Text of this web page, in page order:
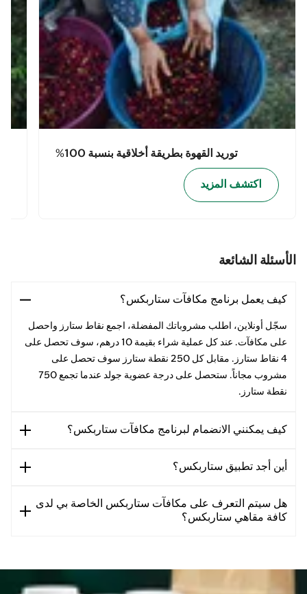
توريد القهوة بطريقة أخلاقية بنسبة 100%
اكتشف المزيد
الأسئلة الشائعة
كيف يعمل برنامج مكافآت ستاربكس؟
سجّل أونلاين، اطلب مشروباتك المفضلة، اجمع نقاط ستارز واحصل
على مكافآت. عند كل عملية شراء بقيمة 10 درهم، سوف تحصل على
4 نقاط ستارز. مقابل كل 250 نقطة ستارز سوف تحصل على
مشروب مجاناً. ستحصل على درجة عضوية جولد عندما تجمع 750
نقطة ستارز.
كيف يمكنني الانضمام لبرنامج مكافآت ستاربكس؟
أين أجد تطبيق ستاربكس؟
هل سيتم التعرف على مكافآت ستاربكس الخاصة بي لدى
كافة مقاهي ستاربكس؟